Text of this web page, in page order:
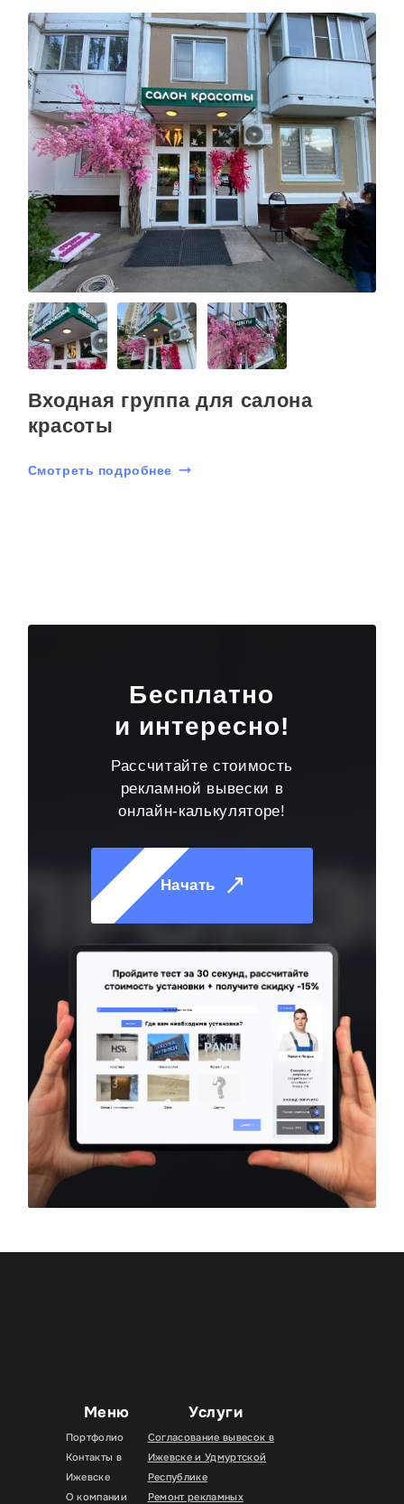
Входная группа для салона
красоты
Смотреть подробнее
Бесплатно
и интересно!
Рассчитайте стоимость
рекламной вывески в
онлайн-калькуляторе!
Начать
Меню
Портфолио
Контакты в
Ижевске
О компании
Услуги
Согласование вывесок в
Ижевске и Удмуртской
Республике
Ремонт рекламных